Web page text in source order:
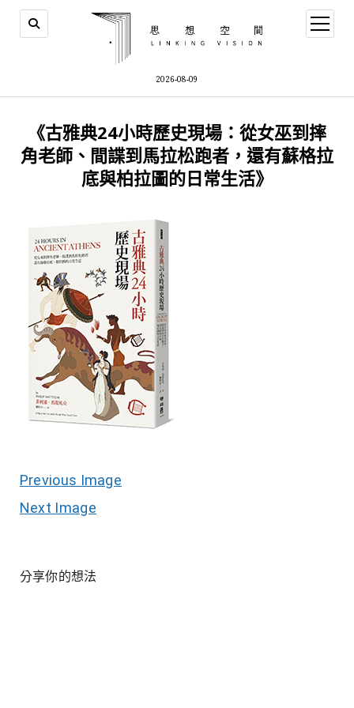
2026-08-09
open
menu
《古雅典24小時歷史現場：從女巫到摔
角老師、間諜到馬拉松跑者，還有蘇格拉
底與柏拉圖的日常生活》
Previous Image
Next Image
分享你的想法